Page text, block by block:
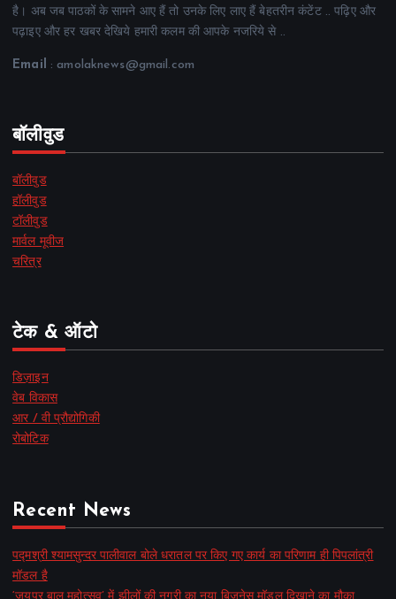
है। अब जब पाठकों के सामने आए हैं तो उनके लिए लाए हैं बेहतरीन कंटेंट .. पढ़िए और
पढ़ाइए और हर खबर देखिये हमारी कलम की आपके नजरिये से ..
Email : amolaknews@gmail.com
बॉलीवुड
बॉलीवुड
हॉलीवुड
टॉलीवुड
मार्वल मूवीज
चरित्र
टेक & ऑटो
डिज़ाइन
वेब विकास
आर / वी प्रौद्योगिकी
रोबोटिक
Recent News
पद्मश्री श्यामसुन्दर पालीवाल बोले धरातल पर किए गए कार्य का परिणाम ही पिपलांत्री
मॉडल है